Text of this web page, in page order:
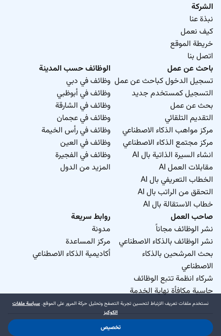
الشركة
نبذة عنا
كيف نعمل
خريطة الموقع
اتصل بنا
باحث عن عمل
تسجيل الدخول كباحث عن عمل
التسجيل كمستخدم جديد
بحث عن عمل
التقديم التلقائي
مركز مواهب الذكاء الاصطناعي
مركز مجتمع الذكاء الاصطناعي
انشاء السيرة الذاتية بال AI
مقابلات العمل AI
الخطاب التعريفي بال AI
التحقق من الراتب بال AI
خطاب الاستقالة بال AI
الوظائف حسب المدينة
وظائف في دبي
وظائف في أبوظبي
وظائف في الشارقة
وظائف في عجمان
وظائف في رأس الخيمة
وظائف في العين
وظائف في الفجيرة
المزيد من الدول
صاحب العمل
نشر الوظائف مجاناً
نشر الوظائف بالذكاء الاصطناعي
بحث المرشحين بالذكاء
الاصطناعي
شركاء انظمة تتبع الوظائف
حاسبة مكافأة نهاية الخدمة
روابط سريعة
مدونة
مركز المساعدة
أكاديمية الذكاء الاصطناعي
نستخدم ملفات تعريف الارتباط لتحسين تجربة التصفح وتحليل حركة المرور على الموقع. سياسة ملفات
الكوكيز
تخصيص